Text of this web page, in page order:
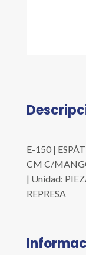
E-150 |
CM C/
| Unidad:
REPRESA